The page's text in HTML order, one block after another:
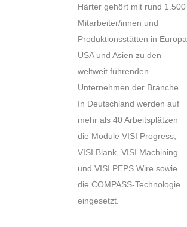
Härter gehört mit rund 1.500
Mitarbeiter/innen und
Produktionsstätten in Europa,
USA und Asien zu den
weltweit führenden
Unternehmen der Branche.
In Deutschland werden auf
mehr als 40 Arbeitsplätzen
die Module VISI Progress,
VISI Blank, VISI Machining
und VISI PEPS Wire sowie
die COMPASS-Technologie
eingesetzt.